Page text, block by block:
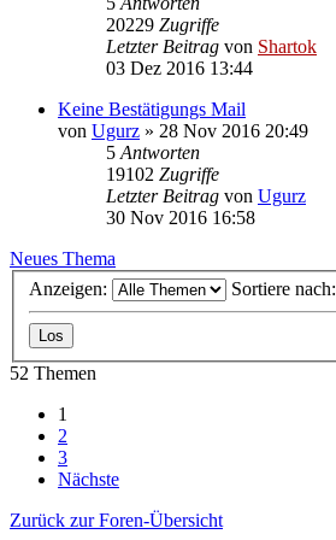
20229 Zugriffe
Letzter Beitrag von Shartok
03 Dez 2016 13:44
Keine Bestätigungs Mail
von Ugurz » 28 Nov 2016 20:49
5 Antworten
19102 Zugriffe
Letzter Beitrag von Ugurz
30 Nov 2016 16:58
Neues Thema
Anzeigen:
Sortiere nach:
52 Themen
1
2
3
Nächste
Zurück zur Foren-Übersicht